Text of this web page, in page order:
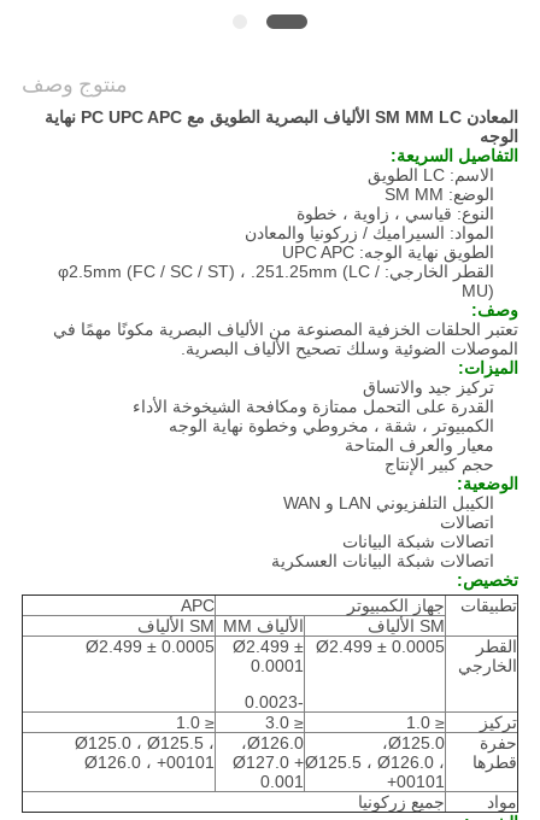
منتوج وصف
المعادن SM MM LC الألياف البصرية الطويق مع PC UPC APC نهاية
الوجه
التفاصيل السريعة:
الاسم: LC الطويق
الوضع: SM MM
النوع: قياسي ، زاوية ، خطوة
المواد: السيراميك / زركونيا والمعادن
الطويق نهاية الوجه: UPC APC
القطر الخارجي: φ2.5mm (FC / SC / ST) ، .251.25mm (LC /
MU)
وصف:
تعتبر الحلقات الخزفية المصنوعة من الألياف البصرية مكونًا مهمًا في
الموصلات الضوئية وسلك تصحيح الألياف البصرية.
الميزات:
تركيز جيد والاتساق
القدرة على التحمل ممتازة ومكافحة الشيخوخة الأداء
الكمبيوتر ، شقة ، مخروطي وخطوة نهاية الوجه
معيار والعرف المتاحة
حجم كبير الإنتاج
الوضعية:
الكيبل التلفزيوني LAN و WAN
اتصالات
اتصالات شبكة البيانات
اتصالات شبكة البيانات العسكرية
تخصيص:
تطبيقات
جهاز الكمبيوتر
APC
SM الألياف
الألياف MM
SM الألياف
القطر
الخارجي
Ø2.499 ± 0.0005
Ø2.499 ±
0.0001
-0.0023
Ø2.499 ± 0.0005
تركيز ≤ 1.0
≤ 3.0
≤ 1.0
حفرة
قطرها
Ø125.0،
Ø125.5 ، Ø126.0 ،
+00101
Ø126.0،
Ø127.0 +
0.001
Ø125.0 ، Ø125.5 ،
Ø126.0 ، +00101
مواد
جميع زركونيا